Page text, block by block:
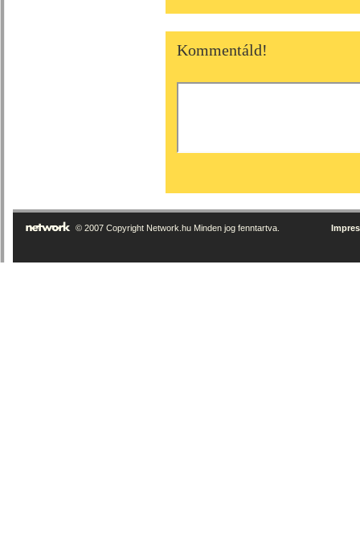
Kommentáld!
© 2007 Copyright Network.hu Minden jog fenntartva.